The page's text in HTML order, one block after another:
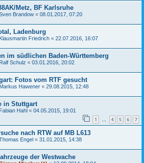
Metz, BF Karlsruhe
Brandow « 08.01.2017, 07:20
Ladenburg
Klausmartin Friedrich « 22.07.2016, 16:07
im südlichen Baden-Württemberg
Ralf Schulz « 03.01.2016, 20:02
Fotos vom RTF gesucht
Markus Hawener « 29.08.2015, 12:48
in Stuttgart
Fabian Hahl « 04.05.2015, 19:01
1 … 4 5 6 7
nach RTW auf MB L613
Engel « 31.01.2015, 14:38
der Westwache